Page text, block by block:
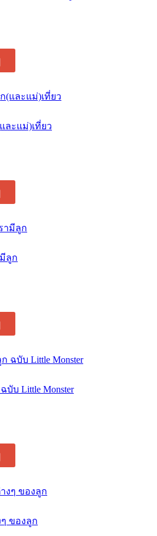
ละแม่)เที่ยว
ลูก
บ Little Monster
ของลูก